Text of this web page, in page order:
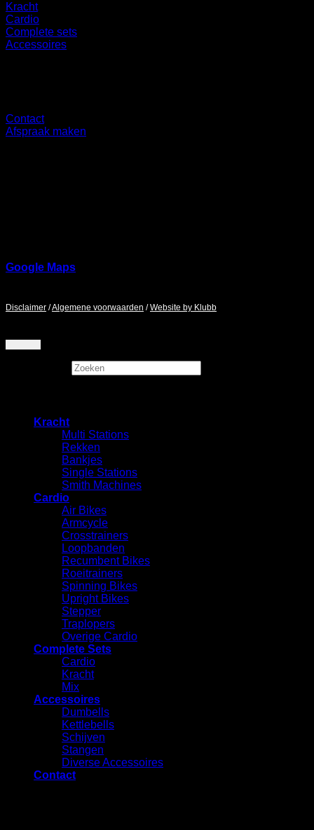
Kracht
Cardio
Complete sets
Accessoires
Contact
Afspraak maken
Google Maps
Disclaimer /Algemene voorwaarden /Website by Klubb
Kracht
Multi Stations
Rekken
⁠Bankjes
Single Stations
Smith Machines
Cardio
Air Bikes
Armcycle
Crosstrainers
Loopbanden
Recumbent Bikes
Roeitrainers
Spinning Bikes
Upright Bikes
Stepper
Traplopers
Overige Cardio
Complete Sets
Cardio
⁠Kracht
Mix
Accessoires
⁠Dumbells
Kettlebells
⁠Schijven
Stangen
Diverse Accessoires
Contact